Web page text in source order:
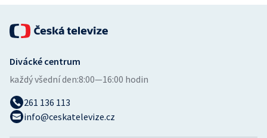
Divácké centrum
každý všední den:8:00—16:00 hodin
261 136 113
info@ceskatelevize.cz